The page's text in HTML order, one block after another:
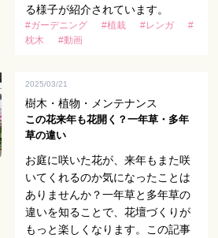
る様子が紹介されています。
#ガーデニング #植栽 #レンガ
#
枕木
#動画
2025/03/21
樹木・植物・メンテナンス
この花来年も花開く？一年草・多年
草の違い
お庭に咲いた花が、来年もまた咲
いてくれるのか気になったことは
ありませんか？一年草と多年草の
違いを知ることで、花壇づくりが
もっと楽しくなります。この記事